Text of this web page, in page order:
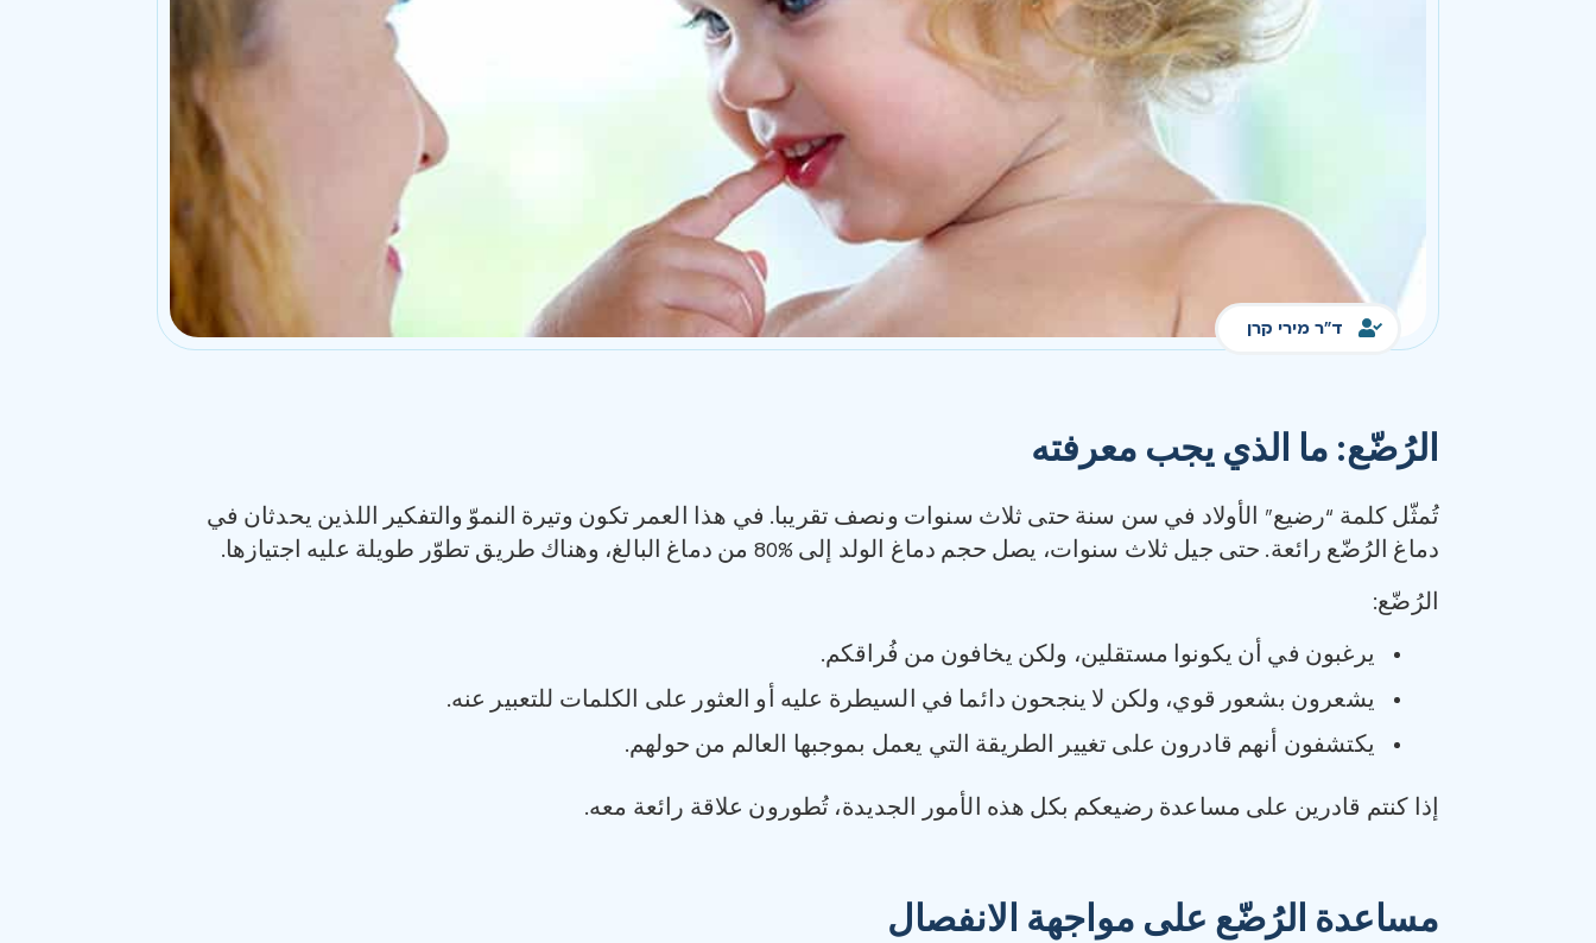
ד"ר מירי קרן
الرُضّع: ما الذي يجب معرفته
تُمثّل كلمة “رضيع” الأولاد في سن سنة حتى ثلاث سنوات ونصف تقريبا. في هذا العمر تكون وتيرة النموّ والتفكير اللذين يحدثان في
دماغ الرُضّع رائعة. حتى جيل ثلاث سنوات، يصل حجم دماغ الولد إلى %80 من دماغ البالغ، وهناك طريق تطوّر طويلة عليه اجتيازها.
الرُضّع:
يرغبون في أن يكونوا مستقلين، ولكن يخافون من فُراقكم.
يشعرون بشعور قوي، ولكن لا ينجحون دائما في السيطرة عليه أو العثور على الكلمات للتعبير عنه.
يكتشفون أنهم قادرون على تغيير الطريقة التي يعمل بموجبها العالم من حولهم.
إذا كنتم قادرين على مساعدة رضيعكم بكل هذه الأمور الجديدة، تُطورون علاقة رائعة معه.
مساعدة الرُضّع على مواجهة الانفصال